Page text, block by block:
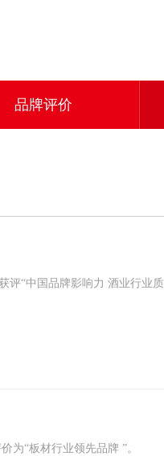
品牌评价
评“中国品牌影响力 酒业行业质
为“板材行业领先品牌 ”。